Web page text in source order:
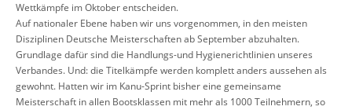
Wettkämpfe im Oktober entscheiden.
Auf nationaler Ebene haben wir uns vorgenommen, in den meisten
Disziplinen Deutsche Meisterschaften ab September abzuhalten.
Grundlage dafür sind die Handlungs-und Hygienerichtlinien unseres
Verbandes. Und: die Titelkämpfe werden komplett anders aussehen als
gewohnt. Hatten wir im Kanu-Sprint bisher eine gemeinsame
Meisterschaft in allen Bootsklassen mit mehr als 1000 Teilnehmern, so